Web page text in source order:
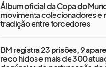
Álbum oficial da Copa do
movimenta colecionadores e
tradição entre torcedores
BM registra 23 prisões, 9
recolhidos e mais de 300